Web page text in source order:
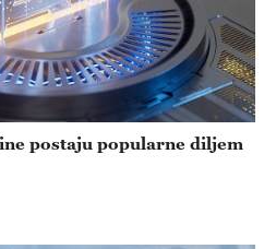
postaju popularne diljem